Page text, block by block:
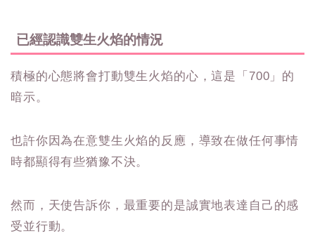
已經認識雙生火焰的情況
積極的心態將會打動雙生火焰的心，這是「700」的
暗示。
也許你因為在意雙生火焰的反應，導致在做任何事情
時都顯得有些猶豫不決。
然而，天使告訴你，最重要的是誠實地表達自己的感
受並行動。